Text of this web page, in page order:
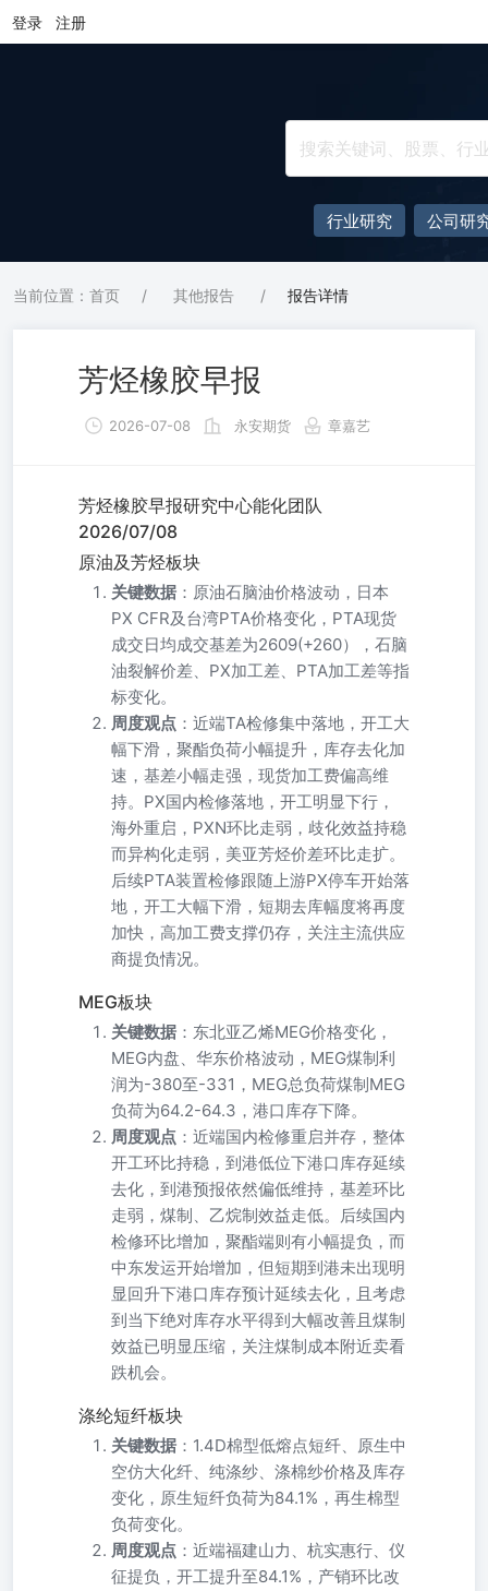
登录 注册
行业研究 公司研
当前位置：首页 / 其他报告 / 报告详情
芳烃橡胶早报
2026-07-08 永安期货 章嘉艺
芳烃橡胶早报研究中心能化团队
2026/07/08
原油及芳烃板块
关键数据 ：原油石脑油价格波动，日本
PX CFR及台湾PTA价格变化，PTA现货
成交日均成交基差为2609(+260），石脑
油裂解价差、PX加工差、PTA加工差等指
标变化。
周度观点 ：近端TA检修集中落地，开工大
幅下滑，聚酯负荷小幅提升，库存去化加
速，基差小幅走强，现货加工费偏高维
持。PX国内检修落地，开工明显下行，
海外重启，PXN环比走弱，歧化效益持稳
而异构化走弱，美亚芳烃价差环比走扩。
后续PTA装置检修跟随上游PX停车开始落
地，开工大幅下滑，短期去库幅度将再度
加快，高加工费支撑仍存，关注主流供应
商提负情况。
MEG板块
关键数据 ：东北亚乙烯MEG价格变化，
MEG内盘、华东价格波动，MEG煤制利
润为-380至-331，MEG总负荷煤制MEG
负荷为64.2-64.3，港口库存下降。
周度观点 ：近端国内检修重启并存，整体
开工环比持稳，到港低位下港口库存延续
去化，到港预报依然偏低维持，基差环比
走弱，煤制、乙烷制效益走低。后续国内
检修环比增加，聚酯端则有小幅提负，而
中东发运开始增加，但短期到港未出现明
显回升下港口库存预计延续去化，且考虑
到当下绝对库存水平得到大幅改善且煤制
效益已明显压缩，关注煤制成本附近卖看
跌机会。
涤纶短纤板块
关键数据 ：1.4D棉型低熔点短纤、原生中
空仿大化纤、纯涤纱、涤棉纱价格及库存
变化，原生短纤负荷为84.1%，再生棉型
负荷变化。
周度观点 ：近端福建山力、杭实惠行、仪
征提负，开工提升至84.1%，产销环比改